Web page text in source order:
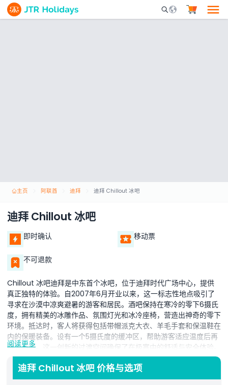
Mobile Search
主页 阿联酋 迪拜 迪拜 Chillout 冰吧
迪拜 Chillout 冰吧
即时确认 移动票
不可退款
Chillout 冰吧迪拜是中东首个冰吧，位于迪拜时代广场中心，提供
真正独特的体验。自2007年6月开业以来，这一标志性地点吸引了
寻求在沙漠中凉爽避暑的游客和居民。酒吧保持在寒冷的零下6摄氏
度，拥有精美的冰雕作品、氛围灯光和冰冷座椅，营造出神奇的零下
环境。抵达时，客人将获得包括带帽派克大衣、羊毛手套和保温鞋在
内的保暖装备。设有一个5摄氏度的缓冲区，帮助游客适应温度后再
进入酒吧。这一创新的过渡空间确保了在极寒中的舒适与安全体验。
Chillout 冰吧的内饰设计融合了冰、玻璃和钢材，并通过变色灯光
赋予冰体生命。它是技术与建筑的奇迹，使其成为全球最佳冰吧之
一。菜单提供多样热食和热饮，包括汤、烧烤、三明治、甜点、无酒
阅读更多
迪拜 Chillout 冰吧 价格与选项